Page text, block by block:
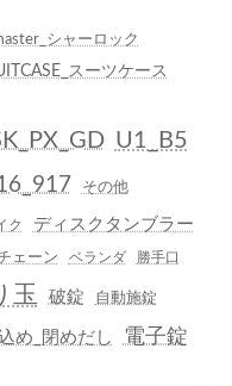
シャーロック
スーツケース
U1_B5
その他
ク
ディスクタンブラー
ェーン ベランダ 勝手口
玉 破錠 自動施錠
め_閉めだし 電子錠